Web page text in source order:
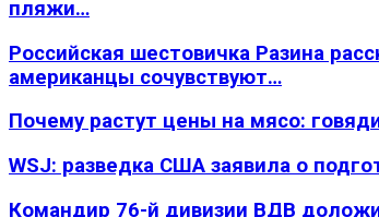
пляжи…
Российская шестовичка Разина
американцы сочувствуют…
Почему растут цены на мясо:
WSJ: разведка США заявила о
Командир 76-й дивизии ВДВ